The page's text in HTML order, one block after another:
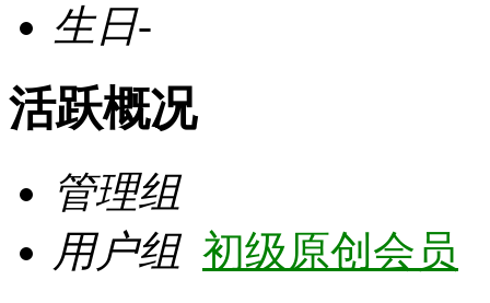
生日-
活跃概况
管理组
用户组 初级原创会员